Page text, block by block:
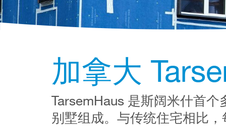
加拿大
TarsemHaus 是斯阔米什首
别墅组成。与传统住宅相比